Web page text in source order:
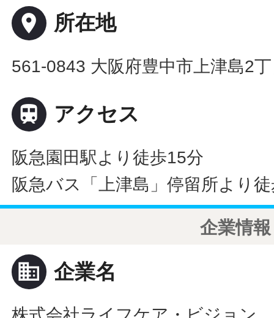
place 所在地
561-0843 大阪府豊中市上津島2
 アクセス
阪急園田駅より徒歩15分
阪急バス「上津島」停留所より
企業情報
business 企業名